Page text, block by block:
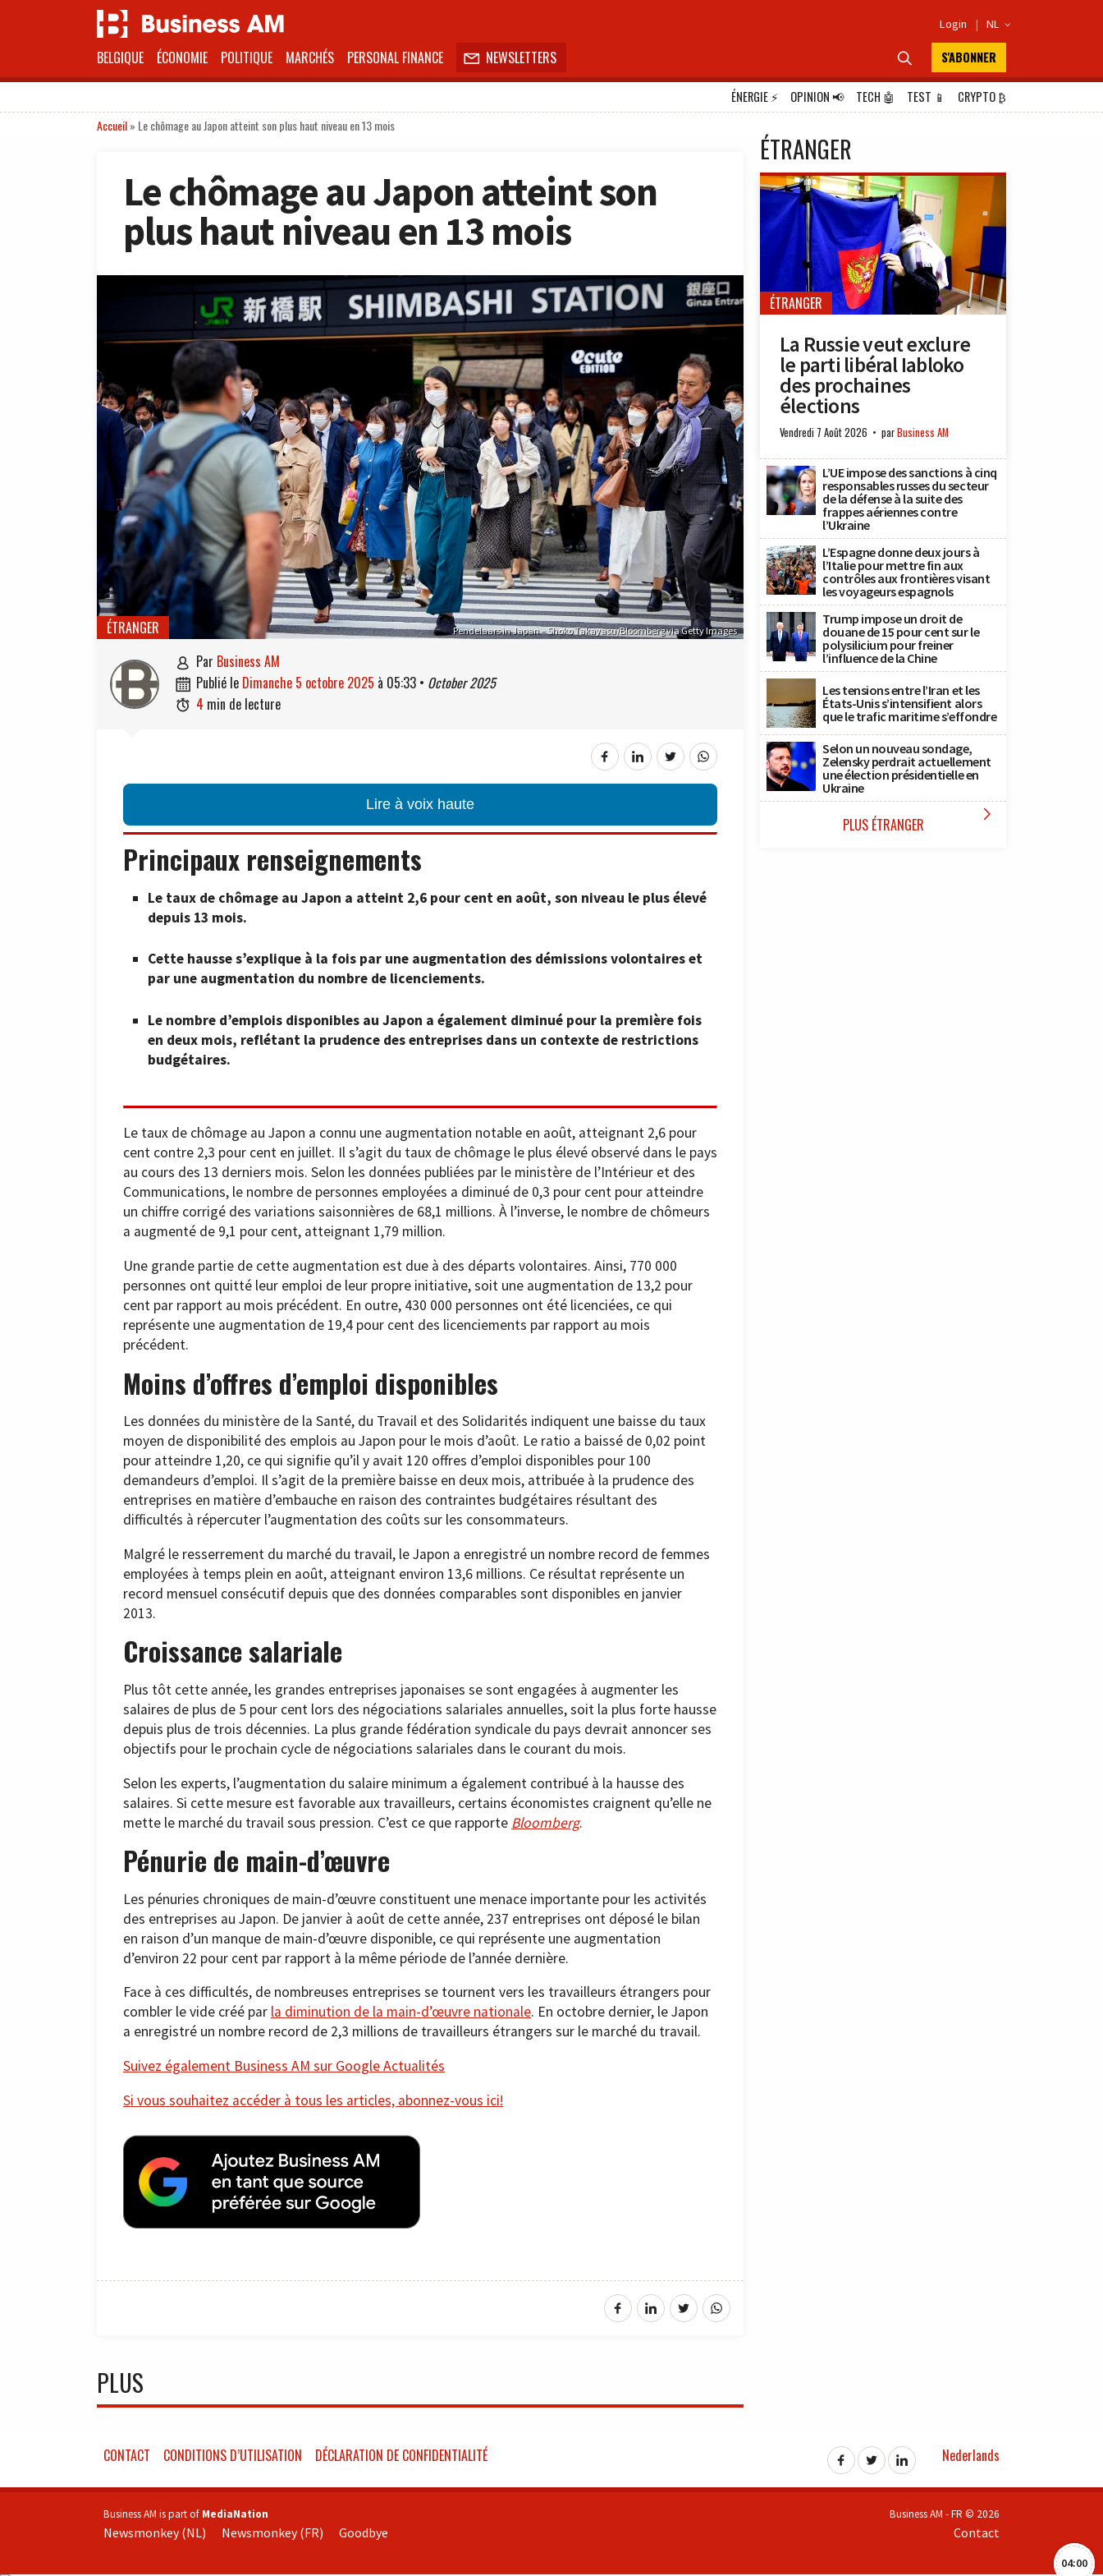
Login | NL 
BELGIQUE ÉCONOMIE POLITIQUE MARCHÉS PERSONAL FINANCE  NEWSLETTERS  S'ABONNER
ÉNERGIE⚡ OPINION📢 TECH 🤖 TEST 📱 CRYPTO₿
Accueil» Le chômage au Japon atteint son plus haut niveau en 13 mois
Le chômage au Japon atteint son
plus haut niveau en 13 mois
Pendelaars in Japan – Shoko Takayasu/Bloomberg via Getty Images
ÉTRANGER
 par Business AM
 publié le dimanche 5 octobre 2025 à 05:33 • October 2025
 4 min de lecture
Lire à voix haute
Principaux renseignements
Le taux de chômage au Japon a atteint 2,6 pour cent en août, son niveau le plus élevé
depuis 13 mois.
Cette hausse s’explique à la fois par une augmentation des démissions volontaires et
par une augmentation du nombre de licenciements.
Le nombre d’emplois disponibles au Japon a également diminué pour la première fois
en deux mois, reflétant la prudence des entreprises dans un contexte de restrictions
budgétaires.
Le taux de chômage au Japon a connu une augmentation notable en août, atteignant 2,6 pour
cent contre 2,3 pour cent en juillet. Il s’agit du taux de chômage le plus élevé observé dans le pays
au cours des 13 derniers mois. Selon les données publiées par le ministère de l’Intérieur et des
Communications, le nombre de personnes employées a diminué de 0,3 pour cent pour atteindre
un chiffre corrigé des variations saisonnières de 68,1 millions. À l’inverse, le nombre de chômeurs
a augmenté de 9,1 pour cent, atteignant 1,79 million.
Une grande partie de cette augmentation est due à des départs volontaires. Ainsi, 770 000
personnes ont quitté leur emploi de leur propre initiative, soit une augmentation de 13,2 pour
cent par rapport au mois précédent. En outre, 430 000 personnes ont été licenciées, ce qui
représente une augmentation de 19,4 pour cent des licenciements par rapport au mois
précédent.
Moins d’offres d’emploi disponibles
Les données du ministère de la Santé, du Travail et des Solidarités indiquent une baisse du taux
moyen de disponibilité des emplois au Japon pour le mois d’août. Le ratio a baissé de 0,02 point
pour atteindre 1,20, ce qui signifie qu’il y avait 120 offres d’emploi disponibles pour 100
demandeurs d’emploi. Il s’agit de la première baisse en deux mois, attribuée à la prudence des
entreprises en matière d’embauche en raison des contraintes budgétaires résultant des
difficultés à répercuter l’augmentation des coûts sur les consommateurs.
Malgré le resserrement du marché du travail, le Japon a enregistré un nombre record de femmes
employées à temps plein en août, atteignant environ 13,6 millions. Ce résultat représente un
record mensuel consécutif depuis que des données comparables sont disponibles en janvier
2013.
Croissance salariale
Plus tôt cette année, les grandes entreprises japonaises se sont engagées à augmenter les
salaires de plus de 5 pour cent lors des négociations salariales annuelles, soit la plus forte hausse
depuis plus de trois décennies. La plus grande fédération syndicale du pays devrait annoncer ses
objectifs pour le prochain cycle de négociations salariales dans le courant du mois.
Selon les experts, l’augmentation du salaire minimum a également contribué à la hausse des
salaires. Si cette mesure est favorable aux travailleurs, certains économistes craignent qu’elle ne
mette le marché du travail sous pression. C’est ce que rapporte Bloomberg.
Pénurie de main-d’œuvre
Les pénuries chroniques de main-d’œuvre constituent une menace importante pour les activités
des entreprises au Japon. De janvier à août de cette année, 237 entreprises ont déposé le bilan
en raison d’un manque de main-d’œuvre disponible, ce qui représente une augmentation
d’environ 22 pour cent par rapport à la même période de l’année dernière.
Face à ces difficultés, de nombreuses entreprises se tournent vers les travailleurs étrangers pour
combler le vide créé par la diminution de la main-d’œuvre nationale. En octobre dernier, le Japon
a enregistré un nombre record de 2,3 millions de travailleurs étrangers sur le marché du travail.
Suivez également Business AM sur Google Actualités
Si vous souhaitez accéder à tous les articles, abonnez-vous ici!
PLUS
ÉTRANGER
ÉTRANGER
La Russie veut exclure
le parti libéral Iabloko
des prochaines
élections
Vendredi 7 Août 2026 parBusiness AM
L’UE impose des sanctions à cinq
responsables russes du secteur
de la défense à la suite des
frappes aériennes contre
l’Ukraine
L’Espagne donne deux jours à
l’Italie pour mettre fin aux
contrôles aux frontières visant
les voyageurs espagnols
Trump impose un droit de
douane de 15 pour cent sur le
polysilicium pour freiner
l’influence de la Chine
Les tensions entre l’Iran et les
États-Unis s’intensifient alors
que le trafic maritime s’effondre
Selon un nouveau sondage,
Zelensky perdrait actuellement
une élection présidentielle en
Ukraine
PLUS ÉTRANGER 
04:00
CONTACT CONDITIONS D’UTILISATION DÉCLARATION DE CONFIDENTIALITÉ Nederlands
Business AM is part of MediaNation
Newsmonkey (NL) Newsmonkey (FR) Goodbye
Business AM - FR © 2026
Contact